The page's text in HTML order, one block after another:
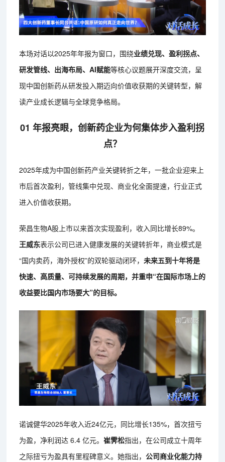
本场对话以2025年年报为窗口，围绕业绩兑现、盈利拐点、
研发管线、出海布局、AI赋能等核心议题展开深度交流，呈
现中国创新药从研发投入期迈向价值收获期的关键转型，解
读产业成长逻辑与全球竞争格局。
01 年报亮眼，创新药企业为何集体步入盈利拐
点？
2025年成为中国创新药产业关键转折之年，一批企业迎来上
市后首次盈利，管线集中兑现、商业化全面提速，行业正式
进入价值收获期。
荣昌生物A股上市以来首次实现盈利，收入同比增长89%。
王威东表示公司已进入健康发展的关键转折年，商业模式是
“国内卖药，海外授权”的双轮驱动闭环，未来五到十年将是
快速、高质量、可持续发展的周期，并重申“在国际市场上的
收益要比国内市场要大”的目标。
诺诚健华2025年收入近24亿元，同比增长135%，首次扭亏
为盈，净利润达 6.4 亿元。崔霁松指出，在公司成立十周年
之际扭亏为盈具有里程碑意义。她指出，公司商业化能力持